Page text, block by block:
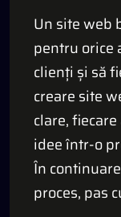
Un site web
pentru orice
clienți și să
creare site
clare,
idee într-o
În
proces, pas